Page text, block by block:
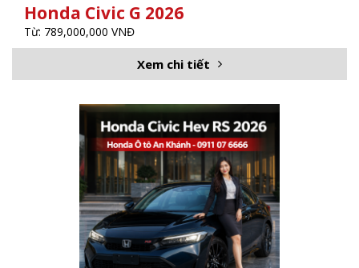
Honda Civic G 2026
Từ: 789,000,000 VNĐ
Xem chi tiết